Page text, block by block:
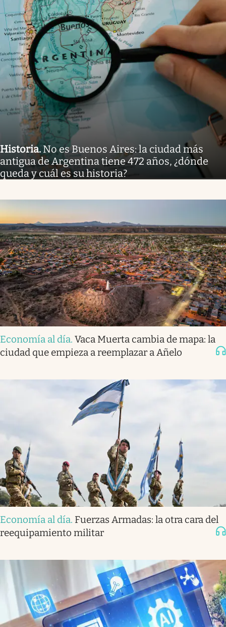
Historia. No es Buenos Aires: la ciudad más
antigua de Argentina tiene 472 años, ¿dónde
queda y cuál es su historia?
Economía al día. Vaca Muerta cambia de mapa: la
ciudad que empieza a reemplazar a Añelo
Economía al día. Fuerzas Armadas: la otra cara del
reequipamiento militar